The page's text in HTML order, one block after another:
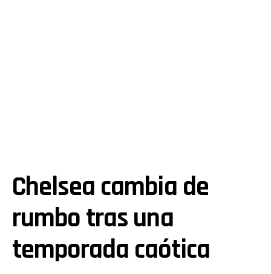
Chelsea cambia de
rumbo tras una
temporada caótica